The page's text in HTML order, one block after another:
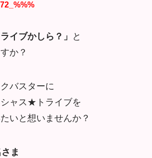
イブかしら？」
と
か？
バスターに
ャス★トライブを
いと想いませんか？
ま